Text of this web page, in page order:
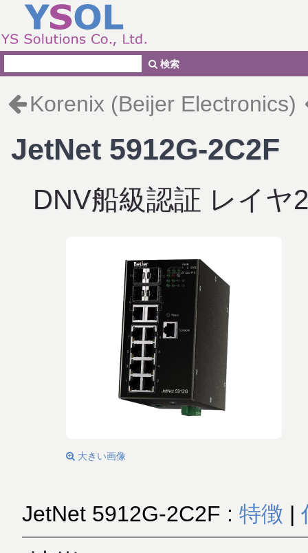
Korenix (Beijer Electronics)
JetNet 5912G-2C2F
DNV船級認証 レイヤ
大きい画像
JetNet 5912G-2C2F : 特徴 |
検索